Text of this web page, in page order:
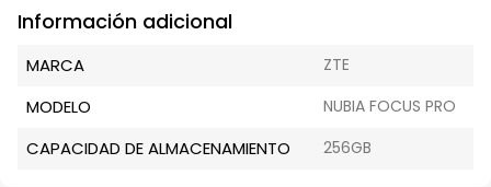
Información adicional
MARCA ZTE
MODELO NUBIA FOCUS PRO
CAPACIDAD DE ALMACENAMIENTO 256GB